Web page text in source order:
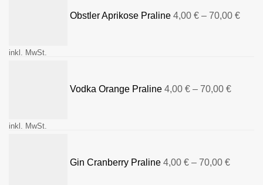
Obstler Aprikose Praline 4,00 € – 70,00 €
inkl. MwSt.
Vodka Orange Praline 4,00 € – 70,00 €
inkl. MwSt.
Gin Cranberry Praline 4,00 € – 70,00 €